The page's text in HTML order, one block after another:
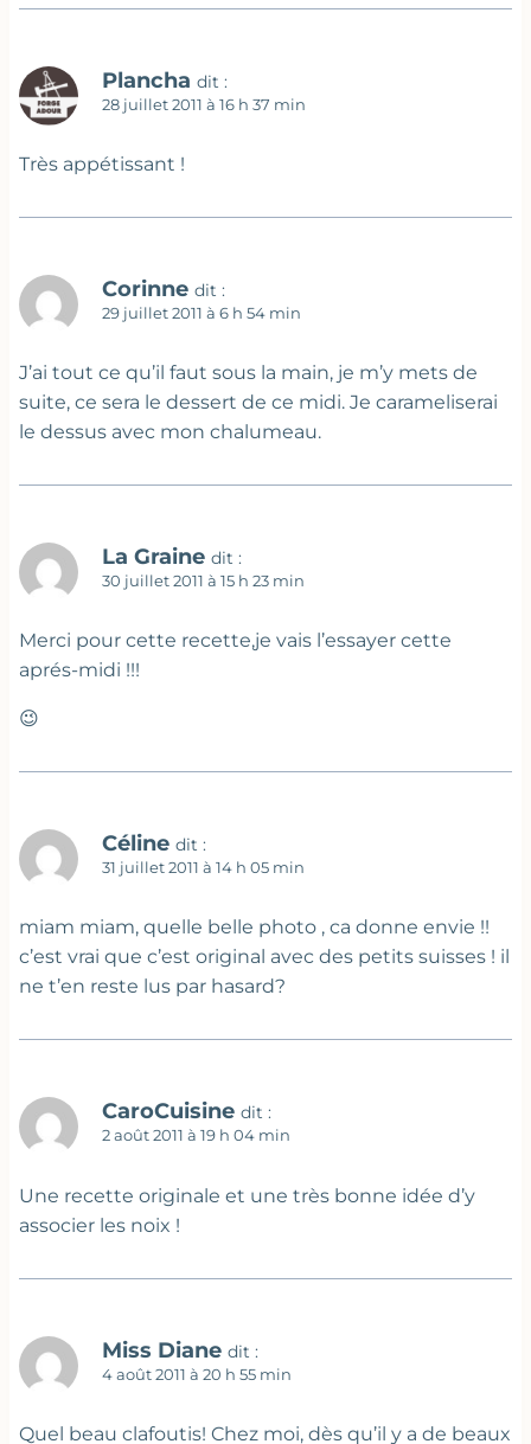
Plancha dit :
28 juillet 2011 à 16 h 37 min
Très appétissant !
Corinne dit :
29 juillet 2011 à 6 h 54 min
J’ai tout ce qu’il faut sous la main, je m’y mets de
suite, ce sera le dessert de ce midi. Je carameliserai
le dessus avec mon chalumeau.
La Graine dit :
30 juillet 2011 à 15 h 23 min
Merci pour cette recette,je vais l’essayer cette
aprés-midi !!!
😉
Céline dit :
31 juillet 2011 à 14 h 05 min
miam miam, quelle belle photo , ca donne envie !!
c’est vrai que c’est original avec des petits suisses ! il
ne t’en reste lus par hasard?
CaroCuisine dit :
2 août 2011 à 19 h 04 min
Une recette originale et une très bonne idée d’y
associer les noix !
Miss Diane dit :
4 août 2011 à 20 h 55 min
Quel beau clafoutis! Chez moi, dès qu’il y a de beaux